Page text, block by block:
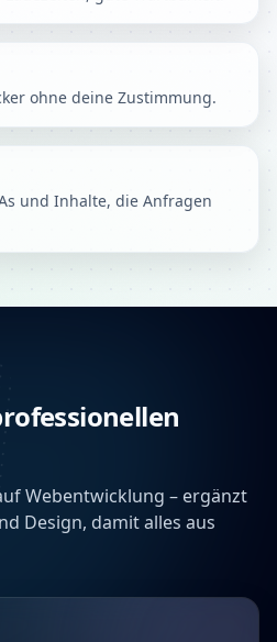
ohne deine Zustimmung.
und Inhalte, die Anfragen
Webentwicklung – ergänzt
Design, damit alles aus